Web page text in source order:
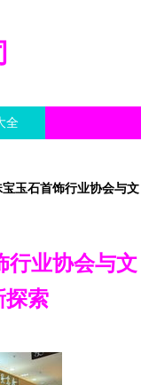
全
玉石首饰行业协会与文
行业协会与文
探索